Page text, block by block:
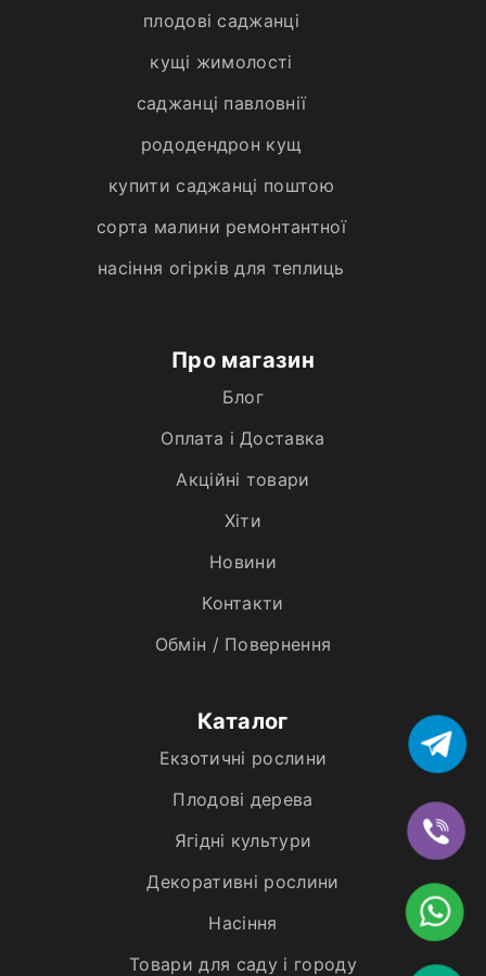
плодові саджанці
кущі жимолості
саджанці павловнії
рододендрон кущ
купити саджанці поштою
сорта малини ремонтантної
насіння огірків для теплиць
Про магазин
Блог
Оплата і Доставка
Акційні товари
Хiти
Новини
Контакти
Обмін / Повернення
Каталог
Екзотичні рослини
Плодові дерева
Ягідні культури
Декоративні рослини
Насіння
Товари для саду і городу